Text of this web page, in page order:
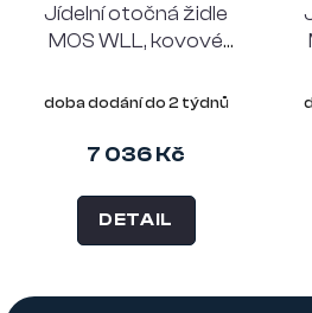
Jídelní otočná židle
MOS WLL, kovové
šedý látkový potah
doba dodání do 2 týdnů
7 036 Kč
DETAIL